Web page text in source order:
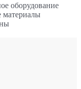
оборудование
материалы